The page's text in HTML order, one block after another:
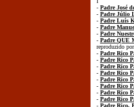
- Padre José
- Padre Júlio
- Padre Luís
- Padre
- Padre
- Padre QUE
reproduzido
- Padre Rico
- Padre Rico
- Padre Rico
- Padre Rico
- Padre Rico
- Padre Rico
- Padre Rico
- Padre Rico
- Padre Rico,